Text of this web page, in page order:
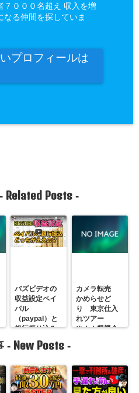
７０００名超え 収入を増
なる仲間を探していま
プロフィールは
Related Posts-
バズビデオの
収益設定ペイ
パル
（paypal）と
銀行振り込み
どっちがいい
か教える！
カメラ転売
かめらせど
り 東京仕入
れツアー
や！！懇親会
- New Posts -